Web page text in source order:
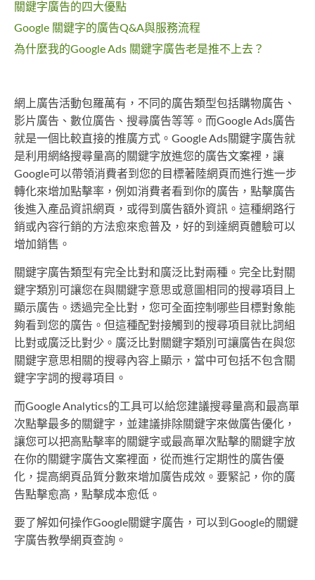
關鍵字廣告的四大優點
Google 關鍵字的廣告Q&A與服務流程
為什麼我的Google Ads 關鍵字廣告老是推不上去？
網上廣告活動包羅萬有，不同的廣告類型包括購物廣告、
影片廣告、數位廣告、搜尋廣告等等。而Google Ads廣告
就是一個比較直接的推廣方式。Google Ads關鍵字廣告就
是利用網絡搜尋量高的關鍵字放進您的廣告文案裡，讓
Google可以帶領消費者到您的目標著陸網頁而進行進一步
轉化來增加點擊率，例如消費者看到你的廣告，點擊廣告
後進入產品資訊網頁，或得到廣告額外資訊。這種網路行
銷或內容行銷的方法愈來愈普及，好的到達網頁體驗可以
增加銷售。
關鍵字廣告類型有完全比對和廣泛比對兩種。完全比對關
鍵字類別可讓您在與關鍵字意思或意圖相同的搜尋項目上
顯示廣告。透過完全比對，您可全面控制哪些目標對象能
夠看到您的廣告。但這種配對接觸到的搜尋項目就比詞組
比對或廣泛比對少。廣泛比對關鍵字類別可讓廣告在與您
關鍵字意思相關的搜尋內容上顯示，當中可包括不包含關
鍵字字詞的搜尋項目。
而Google Analytics的工具可以給您建議搜尋量高和最高單
次點擊最多的關鍵字，並建議排除關鍵字來做廣告優化，
讓您可以把高點擊率的關鍵字或最高單次點擊的關鍵字放
在你的關鍵字廣告文案裡面，從而進行定期性的廣告優
化，提高網頁品質分數來增加廣告成效。要緊記，你的廣
告點擊愈高，點擊成本愈低。
要了解如何操作Google關鍵字廣告，可以到Google的關鍵
字廣告教學網頁查詢。